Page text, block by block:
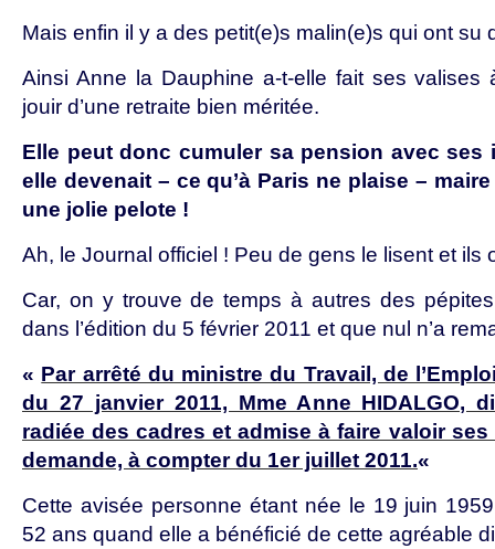
Mais enfin il y a des petit(e)s malin(e)s qui ont
Ainsi Anne la Dauphine a-t-elle fait ses
jouir d’une retraite bien méritée.
Elle peut donc cumuler sa pension avec ses
elle devenait – ce qu’à Paris ne plaise –
une jolie pelote !
Ah, le Journal officiel ! Peu de gens le lisent et ils
Car, on y trouve de temps à autres des
dans l’édition du 5 février 2011 et que nul n’a
« Par arrêté du ministre du Travail, de
du 27 janvier 2011, Mme Anne HIDALGO,
radiée des cadres et admise à faire valoir
demande, à compter du 1er juillet 2011.«
Cette avisée personne étant née le 19 juin
52 ans quand elle a bénéficié de cette agréable